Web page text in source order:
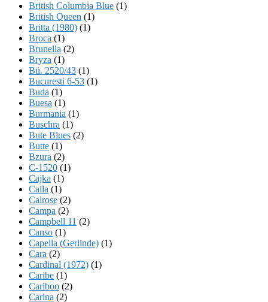
British Columbia Blue (1)
British Queen (1)
Britta (1980) (1)
Broca (1)
Brunella (2)
Bryza (1)
Bü. 2520/43 (1)
Bucuresti 6-53 (1)
Buda (1)
Buesa (1)
Burmania (1)
Buschra (1)
Bute Blues (2)
Butte (1)
Bzura (2)
C-1520 (1)
Cajka (1)
Calla (1)
Calrose (2)
Campa (2)
Campbell 11 (2)
Canso (1)
Capella (Gerlinde) (1)
Cara (2)
Cardinal (1972) (1)
Caribe (1)
Cariboo (2)
Carina (2)